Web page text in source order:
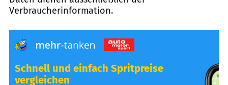
Verbraucherinformation.
Schnell und einfach Spritpreise
vergleichen